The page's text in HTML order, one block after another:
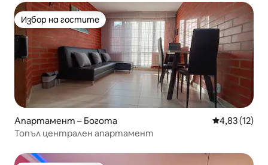
Избор на гостите
Избор на гостите
Апартамент – Богота Средна
4,83 (12)
Топъл централен апартамент